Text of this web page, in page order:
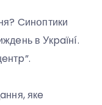
Cинօптики
в Укpaїнí.
якe